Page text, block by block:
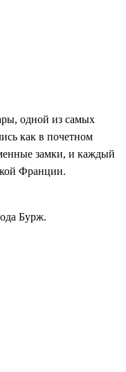
одной из самых
как в почетном
замки, и каждый
Франции.
Бурж.